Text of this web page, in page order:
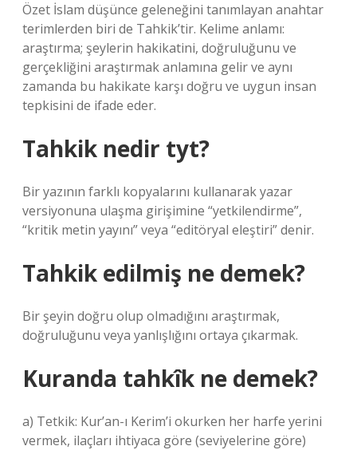
Özet İslam düşünce geleneğini tanımlayan anahtar
terimlerden biri de Tahkik’tir. Kelime anlamı:
araştırma; şeylerin hakikatini, doğruluğunu ve
gerçekliğini araştırmak anlamına gelir ve aynı
zamanda bu hakikate karşı doğru ve uygun insan
tepkisini de ifade eder.
Tahkik nedir tyt?
Bir yazının farklı kopyalarını kullanarak yazar
versiyonuna ulaşma girişimine “yetkilendirme”,
“kritik metin yayını” veya “editöryal eleştiri” denir.
Tahkik edilmiş ne demek?
Bir şeyin doğru olup olmadığını araştırmak,
doğruluğunu veya yanlışlığını ortaya çıkarmak.
Kuranda tahkîk ne demek?
a) Tetkik: Kur’an-ı Kerim’i okurken her harfe yerini
vermek, ilaçları ihtiyaca göre (seviyelerine göre)